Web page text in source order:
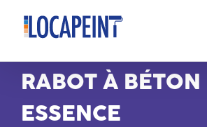
Passer
contenu
RABOT À BÉTON
ESSENCE